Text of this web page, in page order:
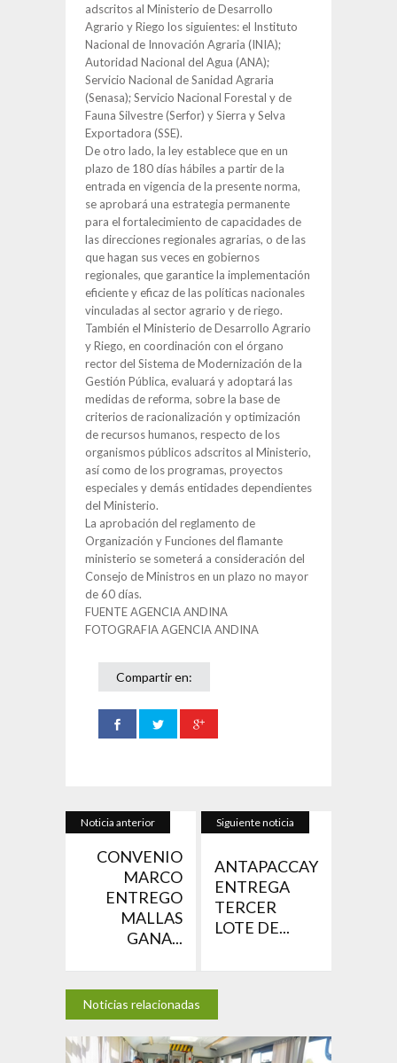
adscritos al Ministerio de Desarrollo
Agrario y Riego los siguientes: el Instituto
Nacional de Innovación Agraria (INIA);
Autoridad Nacional del Agua (ANA);
Servicio Nacional de Sanidad Agraria
(Senasa); Servicio Nacional Forestal y de
Fauna Silvestre (Serfor) y Sierra y Selva
Exportadora (SSE).
De otro lado, la ley establece que en un
plazo de 180 días hábiles a partir de la
entrada en vigencia de la presente norma,
se aprobará una estrategia permanente
para el fortalecimiento de capacidades de
las direcciones regionales agrarias, o de las
que hagan sus veces en gobiernos
regionales, que garantice la implementación
eficiente y eficaz de las políticas nacionales
vinculadas al sector agrario y de riego.
También el Ministerio de Desarrollo Agrario
y Riego, en coordinación con el órgano
rector del Sistema de Modernización de la
Gestión Pública, evaluará y adoptará las
medidas de reforma, sobre la base de
criterios de racionalización y optimización
de recursos humanos, respecto de los
organismos públicos adscritos al Ministerio,
así como de los programas, proyectos
especiales y demás entidades dependientes
del Ministerio.
La aprobación del reglamento de
Organización y Funciones del flamante
ministerio se someterá a consideración del
Consejo de Ministros en un plazo no mayor
de 60 días.
FUENTE AGENCIA ANDINA
FOTOGRAFIA AGENCIA ANDINA
Compartir en:
Noticia anterior
CONVENIO
MARCO
ENTREGO
MALLAS
GANA...
Siguiente noticia
ANTAPACCAY
ENTREGA
TERCER
LOTE DE...
Noticias relacionadas